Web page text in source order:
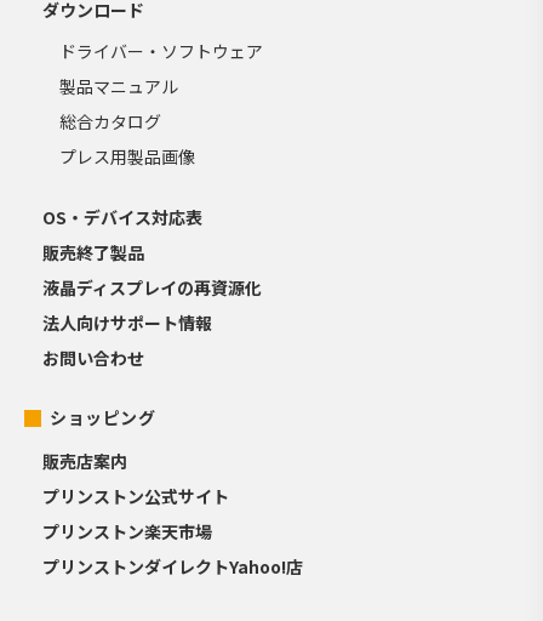
ダウンロード
ドライバー・ソフトウェア
製品マニュアル
総合カタログ
プレス用製品画像
OS・デバイス対応表
販売終了製品
液晶ディスプレイの再資源化
法人向けサポート情報
お問い合わせ
ショッピング
販売店案内
プリンストン公式サイト
プリンストン楽天市場
プリンストンダイレクトYahoo!店